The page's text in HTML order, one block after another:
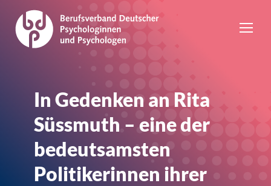
In Gedenken an Rita
Süssmuth – eine der
bedeutsamsten
Politikerinnen ihrer